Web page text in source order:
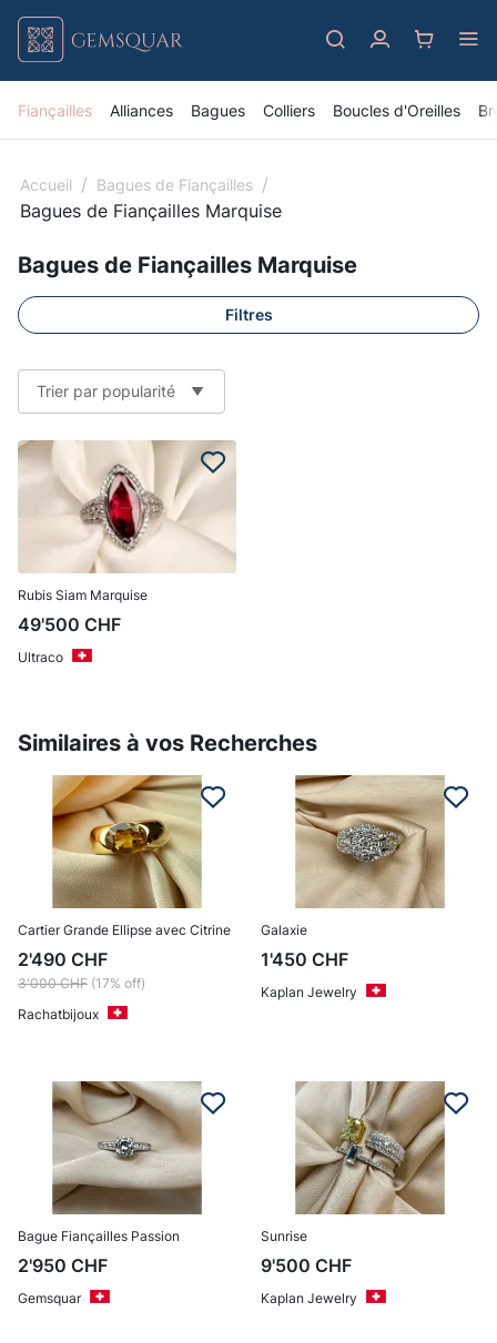
Fiançailles Alliances Bagues Colliers Boucles d'Oreilles
Accueil / Bagues de Fiançailles /
Bagues de Fiançailles Marquise
Bagues de Fiançailles Marquise
Filtres
Trier par popularité
Rubis Siam Marquise
49'500 CHF
Ultraco
Similaires à vos Recherches
Cartier Grande Ellipse avec Citrine
2'490 CHF
3'000 CHF (17% off)
Rachatbijoux
Galaxie
1'450 CHF
Kaplan Jewelry
Bague Fiançailles Passion
2'950 CHF
Gemsquar
Sunrise
9'500 CHF
Kaplan Jewelry